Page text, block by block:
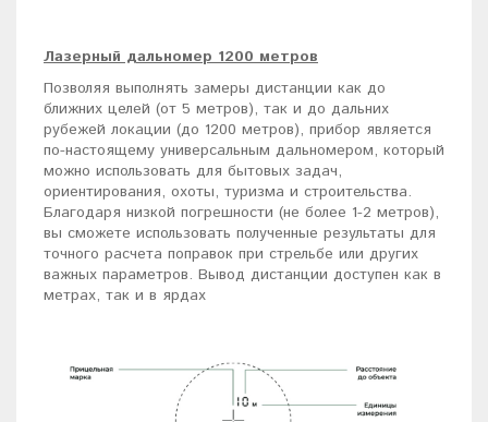
Лазерный дальномер 1200 метров
Позволяя выполнять замеры дистанции как до
ближних целей (от 5 метров), так и до дальних
рубежей локации (до 1200 метров), прибор является
по-настоящему универсальным дальномером, который
можно использовать для бытовых задач,
ориентирования, охоты, туризма и строительства.
Благодаря низкой погрешности (не более 1-2 метров),
вы сможете использовать полученные результаты для
точного расчета поправок при стрельбе или других
важных параметров. Вывод дистанции доступен как в
метрах, так и в ярдах